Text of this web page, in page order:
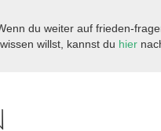
du weiter auf frieden-
willst, kannst du hier